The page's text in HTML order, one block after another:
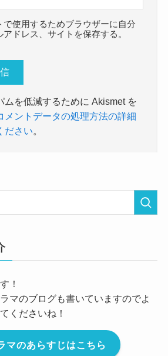
で使用するためブラウザーに自分
ドレス、サイトを保存する。
ムを低減するために Akismet を
メントデータの処理方法の詳細
ださい。
！
マのブログも書いていますのでよ
くださいね！
マのあらすじはこちら